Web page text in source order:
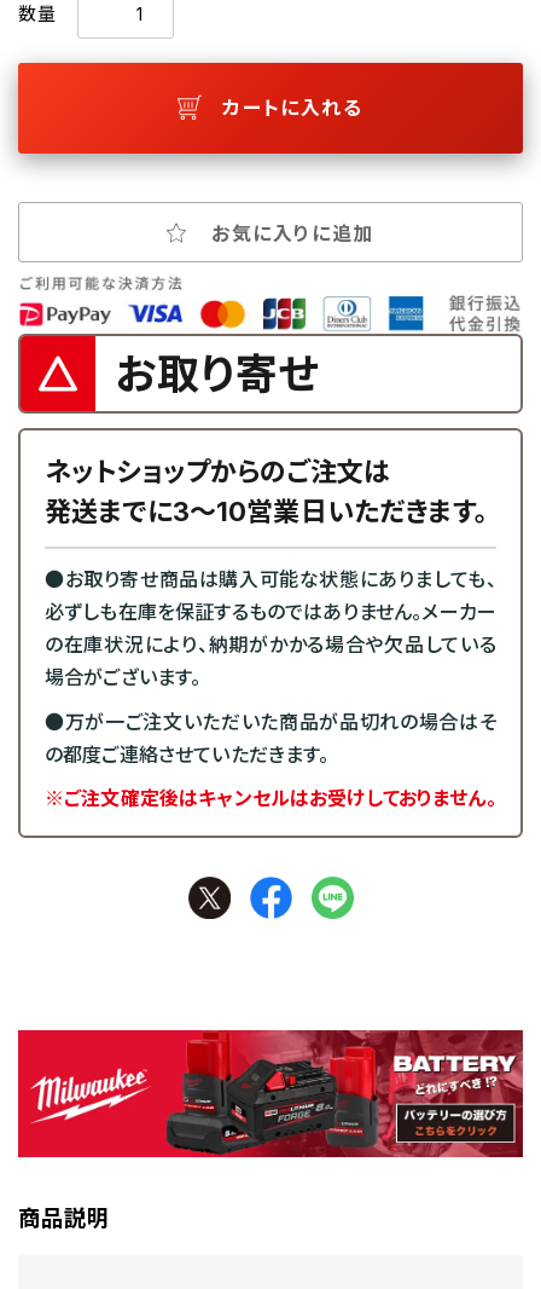
数量
カートに入れる
お気に入りに追加
お取り寄せ
ネットショップからのご注文は
発送までに3～10営業日いただきます。
●お取り寄せ商品は購入可能な状態にありましても、
必ずしも在庫を保証するものではありません。メーカー
の在庫状況により、納期がかかる場合や欠品している
場合がございます。
●万が一ご注文いただいた商品が品切れの場合はそ
の都度ご連絡させていただきます。
※ご注文確定後はキャンセルはお受けしておりません。
商品説明